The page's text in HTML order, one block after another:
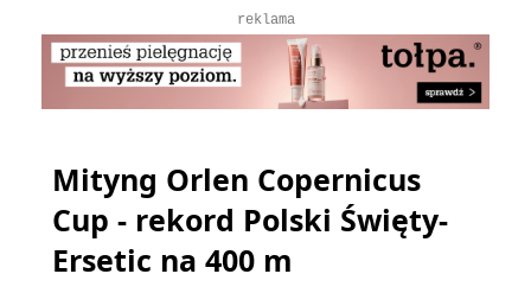
reklama
Mityng Orlen Copernicus
Cup - rekord Polski Święty-
Ersetic na 400 m